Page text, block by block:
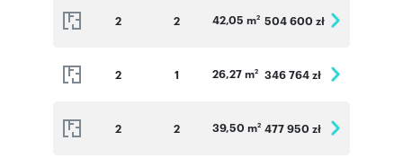
2 2 42,05 m2 504 600 zł
2 1 26,27 m2 346 764 zł
2 2 39,50 m2 477 950 zł